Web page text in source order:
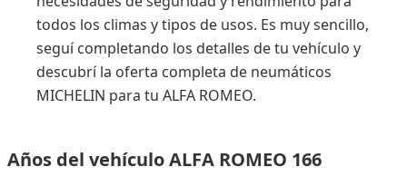
todos los climas y tipos de usos. Es muy sencillo,
seguí completando los detalles de tu vehículo y
descubrí la oferta completa de neumáticos
MICHELIN para tu ALFA ROMEO.
Años del vehículo ALFA ROMEO 166